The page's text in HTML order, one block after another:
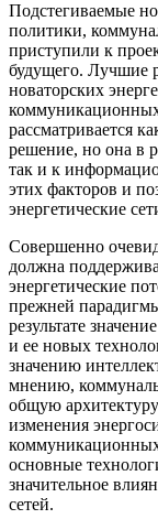
Подстегиваемые
политики,
приступили к
будущего. Лучшие
новаторских
коммуникационных
рассматривается
решение, но она в
так и к
этих факторов и
энергетические
Совершенно
должна
энергетические
прежней
результате
и ее новых
значению
мнению,
общую
изменения
основные
значительное
сетей.